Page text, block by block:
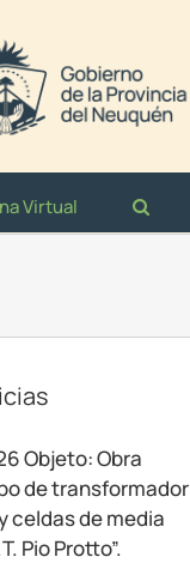
Virtual
Objeto: Obra
de transformador
celdas de media
Pio Protto”.